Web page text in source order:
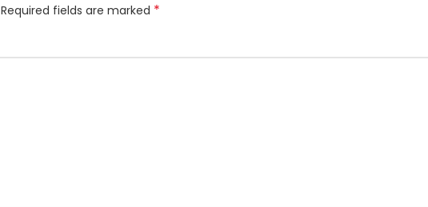
Required fields are marked *